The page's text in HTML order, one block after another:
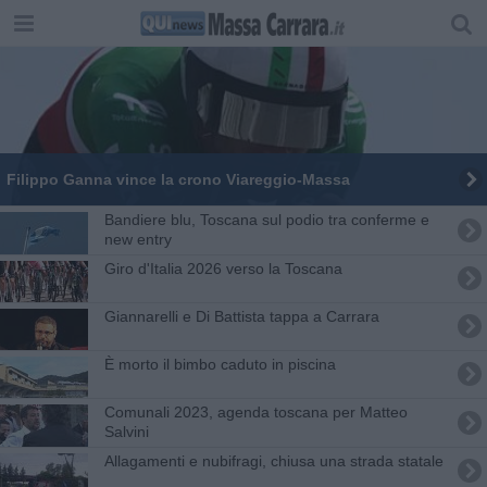
Filippo Ganna vince la crono Viareggio-Massa
Bandiere blu, Toscana sul podio tra conferme e
new entry
Giro d'Italia 2026 verso la Toscana
Giannarelli e Di Battista tappa a Carrara
È morto il bimbo caduto in piscina
Comunali 2023, agenda toscana per Matteo
Salvini
Allagamenti e nubifragi, chiusa una strada statale